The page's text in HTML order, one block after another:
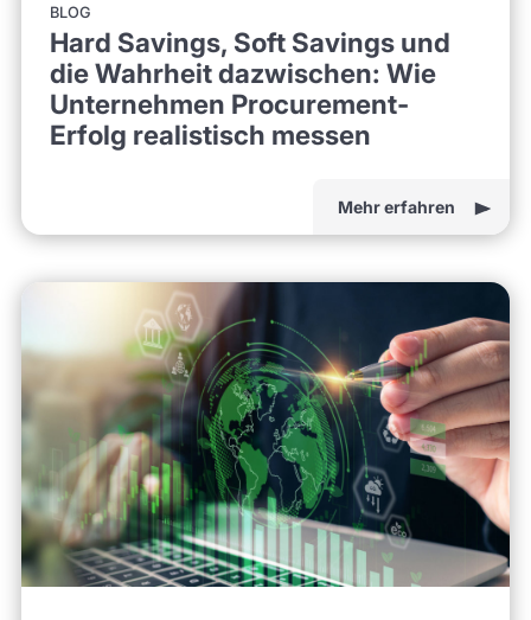
BLOG
Hard Savings, Soft Savings und
die Wahrheit dazwischen: Wie
Unternehmen Procurement-
Erfolg realistisch messen
Mehr erfahren